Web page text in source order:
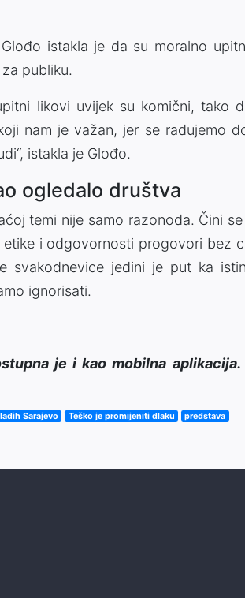
Glođo istakla je da su moralno
publiku.
likovi uvijek su komični, tako
nam je važan, jer se radujemo
istakla je Glođo.
ogledalo društva
temi nije samo razonoda. Čini
etike i odgovornosti progovori bez
svakodnevice jedini je put ka
ignorisati.
je i kao mobilna
Sarajevo Teško je promijeniti dlaku predstava